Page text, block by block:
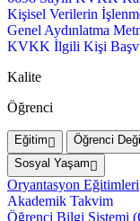
Kişisel Verilerin
Genel Aydınlatma
KVKK İlgili Kişi
Kalite
Öğrenci
Eğitim Öğrenci
Sosyal Yaşam
Oryantasyon Eğitimleri
Akademik Takvim
Öğrenci Bilgi Sistemi